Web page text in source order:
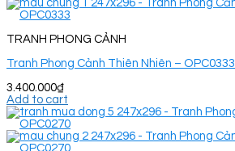
TRANH PHONG CẢNH
Tranh Phong Cảnh Thiên Nhiên – OPC0333
3.400.000₫
Add to cart